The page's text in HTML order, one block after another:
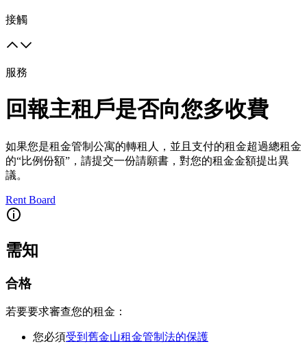
接觸
服務
回報主租戶是否向您多收費
如果您是租金管制公寓的轉租人，並且支付的租金超過總租金
的“比例份額”，請提交一份請願書，對您的租金金額提出異
議。
Rent Board
需知
合格
若要要求審查您的租金：
您必須受到舊金山租金管制法的保護